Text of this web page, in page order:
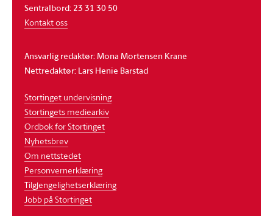
Sentralbord: 23 31 30 50
Kontakt oss
Ansvarlig redaktør: Mona Mortensen Krane
Nettredaktør: Lars Henie Barstad
Stortinget undervisning
Stortingets mediearkiv
Ordbok for Stortinget
Nyhetsbrev
Om nettstedet
Personvernerklæring
Tilgjengelighetserklæring
Jobb på Stortinget